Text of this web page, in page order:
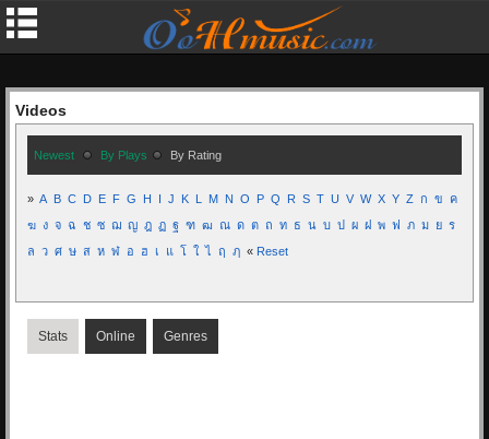
Videos
Newest By Plays By Rating
» A B C D E F G H I J K L M N O P Q R S T U V W X Y Z ก ข
ค
ฆ ง จ ฉ ช ซ ฌ ญ ฎ ฏ ฐ ฑ ฒ ณ ด ต ถ ท ธ น บ ป ผ ฝ พ ฟ ภ ม ย ร
ล ว ศ ษ ส ห ฬ อ ฮ เ แ โ ใ ไ ฤ ฦ « Reset
Stats Online Genres